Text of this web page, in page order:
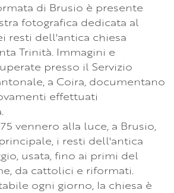
di Brusio è presente
fotografica dedicata al
resti dell'antica chiesa
Trinità. Immagini e
presso il Servizio
a Coira, documentano
effettuati
vennero alla luce, a Brusio,
i resti dell'antica
usata, fino ai primi del
da cattolici e riformati.
ogni giorno, la chiesa è